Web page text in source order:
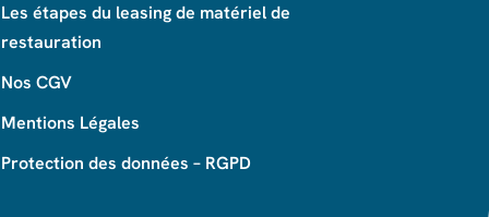
Les étapes du leasing de matériel de
restauration
Nos CGV
Mentions Légales
Protection des données – RGPD